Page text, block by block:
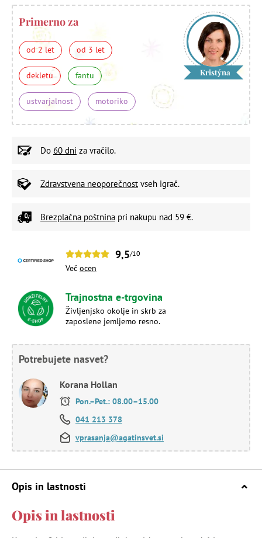
Primerno za
od 2 let od 3 let
dekletu fantu
ustvarjalnost motoriko
Kristýna
Do 60 dni za vračilo.
Zdravstvena neoporečnost vseh igrač.
Brezplačna poštnina pri nakupu nad 59 €.
9,5/10
Več ocen
Trajnostna e-trgovina
Življenjsko okolje in skrb za
zaposlene jemljemo resno.
Potrebujete nasvet?
Korana Hollan
Pon.–Pet.: 08.00–15.00
041 213 378
vprasanja@agatinsvet.si
Opis in lastnosti
Opis in lastnosti